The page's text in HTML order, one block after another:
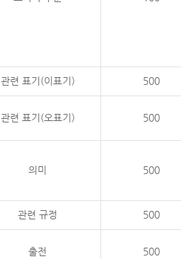
관련 표기(이표기) 500
관련 표기(오표기) 500
의미 500
관련 규정 500
출전 500